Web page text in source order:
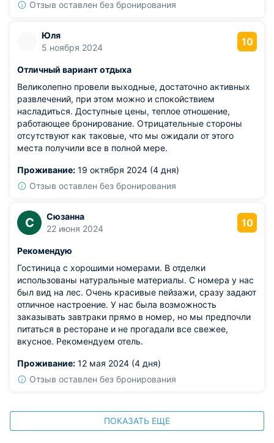
Отзыв оставлен без бронирования
Юля
5 ноября 2024
10
Отличный вариант отдыха
Великолепно провели выходные, достаточно активных
развлечений, при этом можно и спокойствием
насладиться. Доступные цены, теплое отношение,
работающее бронирование. Отрицательные стороны
отсутствуют как таковые, что мы ожидали от этого
места получили все в полной мере.
Проживание: 19 октября 2024 (4 дня)
Отзыв оставлен без бронирования
С
Сюзанна
22 июня 2024
10
Рекомендую
Гостиница с хорошими номерами. В отделки
использованы натуральные материалы. С номера у нас
был вид на лес. Очень красивые пейзажи, сразу задают
отличное настроение. У нас была возможность
заказывать завтраки прямо в номер, но мы предпочли
питаться в ресторане и не прогадали все свежее,
вкусное. Рекомендуем отель.
Проживание: 12 мая 2024 (4 дня)
Отзыв оставлен без бронирования
ПОКАЗАТЬ ЕЩЕ